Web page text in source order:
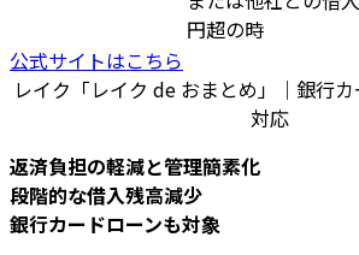
円超の時
公式サイトはこちら
レイク「レイク de おまとめ」｜銀行
対応
返済負担の軽減と管理簡素化
段階的な借入残高減少
銀行カードローンも対象